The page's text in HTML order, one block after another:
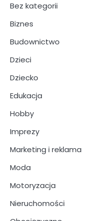
Bez kategorii
Biznes
Budownictwo
Dzieci
Dziecko
Edukacja
Hobby
Imprezy
Marketing i reklama
Moda
Motoryzacja
Nieruchomości